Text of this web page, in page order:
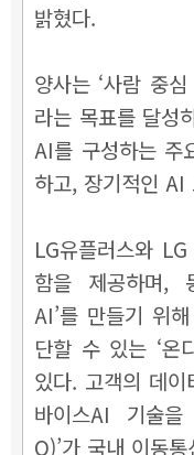
밝혔다.
양사는 ‘사람 중
라는 목표를 달성
AI를 구성하는 주
하고, 장기적인 AI
LG유플러스와
함을 제공하며,
AI’를 만들기 위
단할 수 있는 ‘온
있다. 고객의 데
바이스AI 기술
O)’가 국내 이동